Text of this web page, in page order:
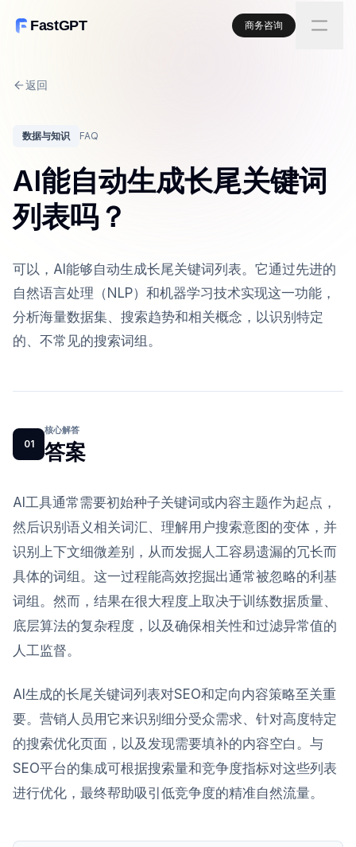
FastGPT 商务咨询
返回
数据与知识 FAQ
AI能自动生成长尾关键词
列表吗？
可以，AI能够自动生成长尾关键词列表。它通过先进的
自然语言处理（NLP）和机器学习技术实现这一功能，
分析海量数据集、搜索趋势和相关概念，以识别特定
的、不常见的搜索词组。
01
核心解答
答案
AI工具通常需要初始种子关键词或内容主题作为起点，
然后识别语义相关词汇、理解用户搜索意图的变体，并
识别上下文细微差别，从而发掘人工容易遗漏的冗长而
具体的词组。这一过程能高效挖掘出通常被忽略的利基
词组。然而，结果在很大程度上取决于训练数据质量、
底层算法的复杂程度，以及确保相关性和过滤异常值的
人工监督。
AI生成的长尾关键词列表对SEO和定向内容策略至关重
要。营销人员用它来识别细分受众需求、针对高度特定
的搜索优化页面，以及发现需要填补的内容空白。与
SEO平台的集成可根据搜索量和竞争度指标对这些列表
进行优化，最终帮助吸引低竞争度的精准自然流量。